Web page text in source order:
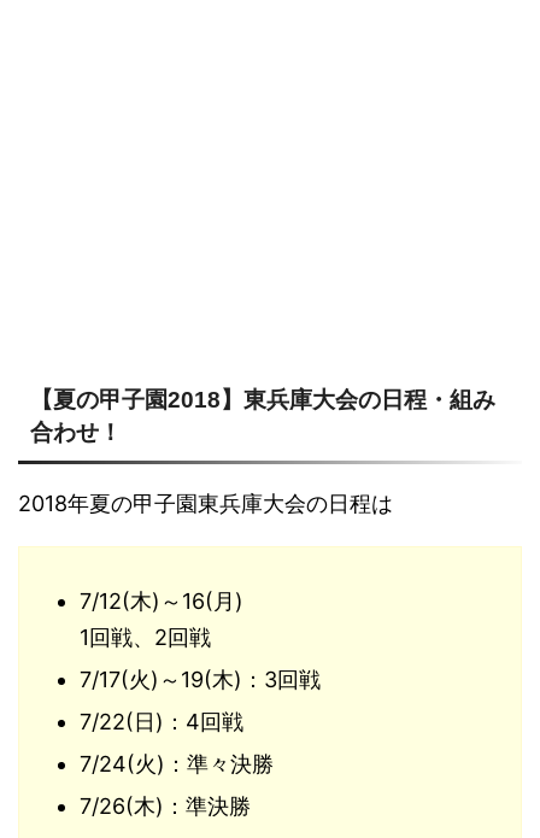
【夏の甲子園2018】東兵庫大会の日程・組み
合わせ！
2018年夏の甲子園東兵庫大会の日程は
7/12(木)～16(月)
1回戦、2回戦
7/17(火)～19(木)：3回戦
7/22(日)：4回戦
7/24(火)：準々決勝
7/26(木)：準決勝